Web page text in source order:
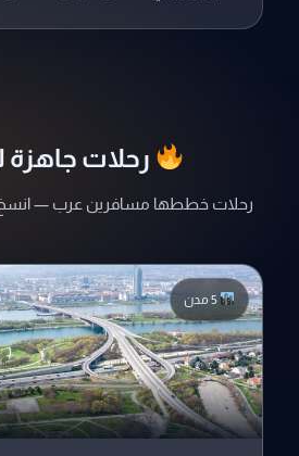
رحلات جاهزة
رحلات خططها مسافرين عرب — انسخ